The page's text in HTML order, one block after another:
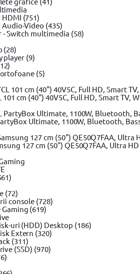
(751)
Video (435)
Switch multimedia (58)
(28)
player (9)
(5)
101 cm (40") 40V5C, Full HD, Smart TV,
Ultimate, 1100W, Bluetooth,
127 cm (50") QE50Q7FAA, Ultra HD
(72)
console (728)
Gaming (619)
uri (HDD) Desktop (186)
Extern (320)
(311)
(SSD) (970)
otel crom vanadiu, care asigura
de la capatul manerului.
la Yato sunt confectionate din otel
+/- 3%. Pentru aplicatii dificile
in diferite unitati de lungime si forta:
(uncie x inch)
(kg x in)
(Newton x metru)
(kg x picioare)
in.)
x inch)
in tehnologia auto pentru fixarea
Nm sau in lbs. Deblocati
astfel incat "0" pe scala butonului
in sensul acelor de ceasornic pana
in momentul in care scala de pe
si setati directia corecta de